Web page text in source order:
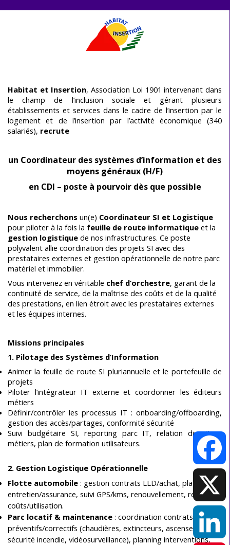
Habitat et Insertion, Association Loi 1901 intervenant dans
le champ de l’inclusion sociale et gérant plusieurs
établissements et services dans le cadre de l’insertion par le
logement et de l’insertion par l’activité économique (340
salariés), recrute
un Coordinateur des systèmes d’information et des
moyens généraux (H/F)
en CDI – poste à pourvoir dès que possible
Nous recherchons un(e) Coordinateur SI et Logistique
pour piloter à la fois la feuille de route informatique et la
gestion logistique de nos infrastructures. Ce poste
polyvalent allie coordination des projets SI avec des
prestataires externes et gestion opérationnelle de notre parc
matériel et immobilier.
Vous intervenez en véritable chef d’orchestre, garant de la
continuité de service, de la maîtrise des coûts et de la qualité
des prestations, en lien étroit avec les prestataires externes
et les équipes internes.
Missions principales
1. Pilotage des Systèmes d’Information
Animer la feuille de route SI pluriannuelle et le portefeuille de
projets
Piloter l’intégrateur IT externe et coordonner les éditeurs
métiers
Définir/contrôler les processus IT : onboarding/offboarding,
gestion des accès/partages, conformité sécurité
Suivi budgétaire SI, reporting parc IT, relation directions
métiers, plan de formation utilisateurs.
2. Gestion Logistique Opérationnelle
Flotte automobile : gestion contrats LLD/achat, planning
entretien/assurance, suivi GPS/kms, renouvellement, reporting
coûts/utilisation.
Parc locatif & maintenance : coordination contrats
préventifs/correctifs (chaudières, extincteurs, ascenseurs,
sécurité incendie, vidéosurveillance), planning interventions,
Facebook
X